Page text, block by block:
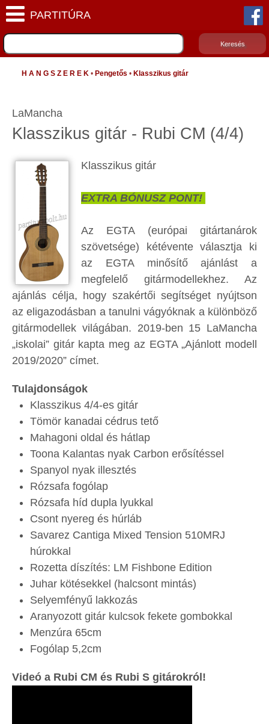
H A N G S Z E R E K • Pengetős • Klasszikus gitár
LaMancha
Klasszikus gitár - Rubi CM (4/4)
Klasszikus gitár
EXTRA BÓNUSZ PONT!
Az EGTA (európai gitártanárok
szövetsége) kétévente választja ki
az EGTA minősítő ajánlást a
megfelelő gitármodellekhez. Az
ajánlás célja, hogy szakértői segítséget nyújtson
az eligazodásban a tanulni vágyóknak a különböző
gitármodellek világában. 2019-ben 15 LaMancha
„iskolai” gitár kapta meg az EGTA „Ajánlott modell
2019/2020” címet.
Tulajdonságok
Klasszikus 4/4-es gitár
Tömör kanadai cédrus tető
Mahagoni oldal és hátlap
Toona Kalantas nyak Carbon erősítéssel
Spanyol nyak illesztés
Rózsafa fogólap
Rózsafa híd dupla lyukkal
Csont nyereg és húrláb
Savarez Cantiga Mixed Tension 510MRJ
húrokkal
Rozetta díszítés: LM Fishbone Edition
Juhar kötésekkel (halcsont mintás)
Selyemfényű lakkozás
Aranyozott gitár kulcsok fekete gombokkal
Menzúra 65cm
Fogólap 5,2cm
Videó a Rubi CM és Rubi S gitárokról!